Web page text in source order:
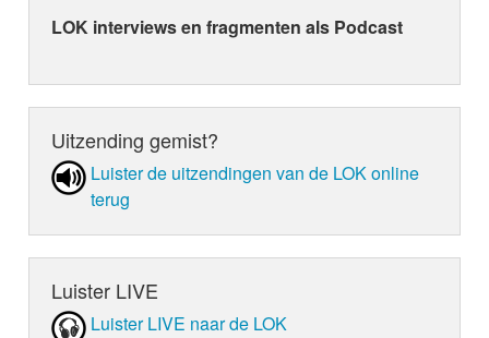
LOK interviews en fragmenten als Podcast
Uitzending gemist?
Luister de uit­zen­din­gen van de LOK online
terug
Luister LIVE
Luister LIVE naar de LOK